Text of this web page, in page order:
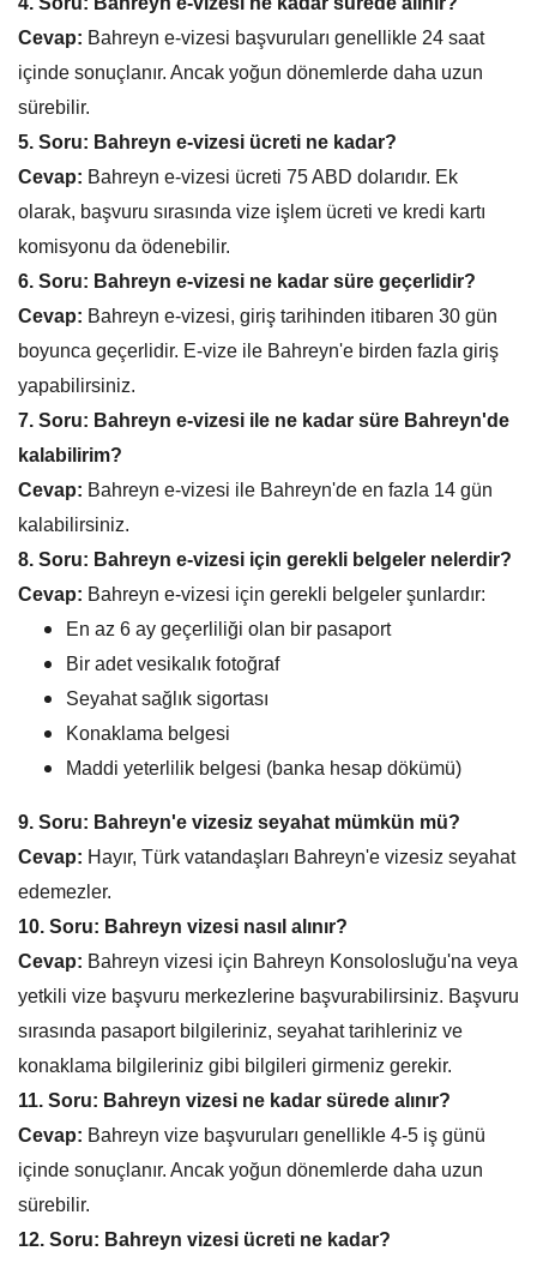
Cevap: Bahreyn e-vizesi başvuruları genellikle 24 saat
içinde sonuçlanır. Ancak yoğun dönemlerde daha uzun
sürebilir.
5. Soru: Bahreyn e-vizesi ücreti ne kadar?
Cevap: Bahreyn e-vizesi ücreti 75 ABD dolarıdır. Ek
olarak, başvuru sırasında vize işlem ücreti ve kredi kartı
komisyonu da ödenebilir.
6. Soru: Bahreyn e-vizesi ne kadar süre geçerlidir?
Cevap: Bahreyn e-vizesi, giriş tarihinden itibaren 30 gün
boyunca geçerlidir. E-vize ile Bahreyn'e birden fazla giriş
yapabilirsiniz.
7. Soru: Bahreyn e-vizesi ile ne kadar süre Bahreyn'de
kalabilirim?
Cevap: Bahreyn e-vizesi ile Bahreyn'de en fazla 14 gün
kalabilirsiniz.
8. Soru: Bahreyn e-vizesi için gerekli belgeler nelerdir?
Cevap: Bahreyn e-vizesi için gerekli belgeler şunlardır:
En az 6 ay geçerliliği olan bir pasaport
Bir adet vesikalık fotoğraf
Seyahat sağlık sigortası
Konaklama belgesi
Maddi yeterlilik belgesi (banka hesap dökümü)
9. Soru: Bahreyn'e vizesiz seyahat mümkün mü?
Cevap: Hayır, Türk vatandaşları Bahreyn'e vizesiz seyahat
edemezler.
10. Soru: Bahreyn vizesi nasıl alınır?
Cevap: Bahreyn vizesi için Bahreyn Konsolosluğu'na veya
yetkili vize başvuru merkezlerine başvurabilirsiniz. Başvuru
sırasında pasaport bilgileriniz, seyahat tarihleriniz ve
konaklama bilgileriniz gibi bilgileri girmeniz gerekir.
11. Soru: Bahreyn vizesi ne kadar sürede alınır?
Cevap: Bahreyn vize başvuruları genellikle 4-5 iş günü
içinde sonuçlanır. Ancak yoğun dönemlerde daha uzun
sürebilir.
12. Soru: Bahreyn vizesi ücreti ne kadar?